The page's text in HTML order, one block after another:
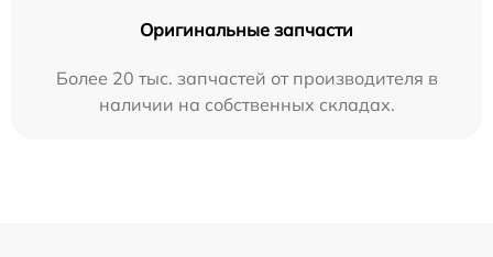
Оригинальные запчасти
Более 20 тыс. запчастей от производителя в
наличии на собственных складах.